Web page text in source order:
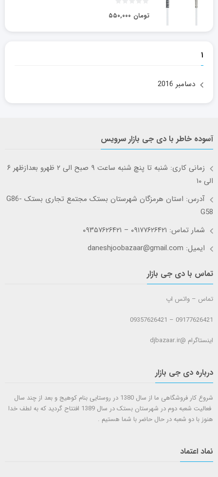
۵۵۰,۰۰۰ تومان
۱
دسامبر 2016
آسوده خاطر با دی جی بازار سرویس
زمانی کاری: شنبه تا پنچ شنبه ساعت ۹ صبح الی ۲ ظهرو بعدازظهر ۶
الی ۱۰
آدرس: استان هرمزگان شهرستان بستک مجتمع تجاری بستک G86-
G58
شمار تماس: ۰۹۱۷۷۶۲۶۴۲۱ – ۰۹۳۵۷۶۲۶۴۲۱
ایمیل: daneshjoobazaar@gmail.com
تماس با دی جی بازار
تماس – واتس اپ
09177626421 – 09357626421
اینستاگرام @djbazaar.ir
درباره دی جی بازار
شروع کار فروشگاهی ما از سال 1380 در روستایی بنام کوهیج و بعد از چند سال
فعالیت شعبه دوم در شهرستان بستک در سال 1389 افتتاح گردید که به لطف خدا
هنوز با دو شعبه در حال حاضر با شما هستيم .
نماد اعتماد